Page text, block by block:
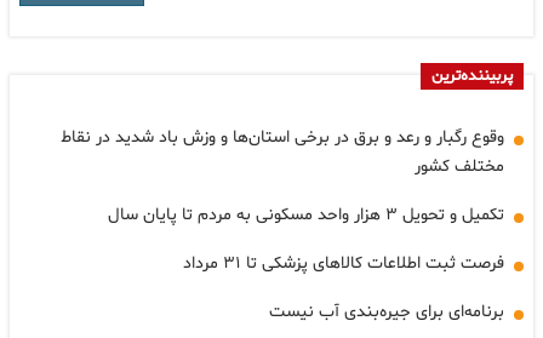
پربیننده‌ترین
وقوع رگبار و رعد و برق در برخی استان‌ها و وزش باد شدید در نقاط
مختلف کشور
تکمیل و تحویل ۳ هزار واحد مسکونی به مردم تا پایان سال
فرصت ثبت اطلاعات کالاهای پزشکی تا ۳۱ مرداد
برنامه‌ای برای جیره‌بندی آب نیست